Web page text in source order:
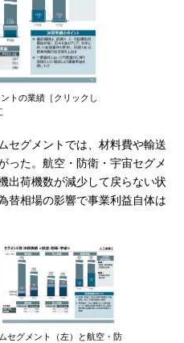
トの業績［クリックし
セグメントでは、材料費や輸送
った。航空・防衛・宇宙セグメ
出荷機数が減少して戻らない状
替相場の影響で事業利益自体は
セグメント（左）と航空・防